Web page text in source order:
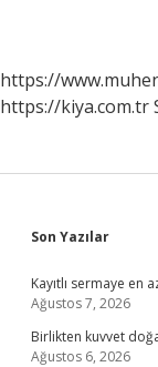
https://
https://kiya.com.tr
Sidebar
Son Yazılar
Kayıtlı sermaye en
Ağustos 7, 2026
Birlikten kuvvet
Ağustos 6, 2026